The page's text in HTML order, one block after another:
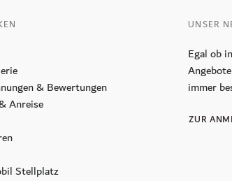
Räumlichkeiten
Tagungszentrum INSPIRA
& Bewertungen
Anreise
Stellplatz
UNSER
Egal ob
immer
ZUR